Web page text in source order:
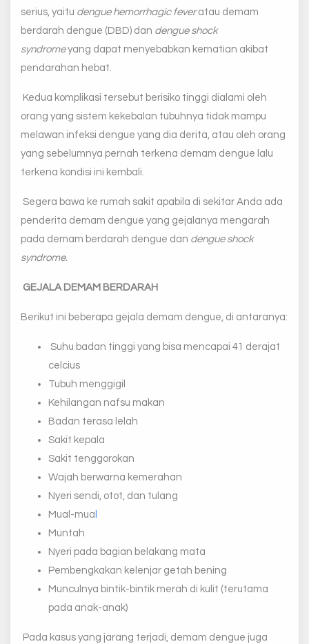
serius, yaitu dengue hemorrhagic feveratau demam
berdarah dengue (DBD) dan dengue shock
syndromeyang dapat menyebabkan kematian akibat
pendarahan hebat.
Kedua komplikasi tersebut berisiko tinggi dialami oleh
orang yang sistem kekebalan tubuhnya tidak mampu
melawan infeksi dengue yang dia derita, atau oleh orang
yang sebelumnya pernah terkena demam dengue lalu
terkena kondisi ini kembali.
Segera bawa ke rumah sakit apabila di sekitar Anda ada
penderita demam dengue yang gejalanya mengarah
pada demam berdarah dengue dan dengue shock
syndrome.
GEJALA DEMAM BERDARAH
Berikut ini beberapa gejala demam dengue, di antaranya:
Suhu badan tinggi yang bisa mencapai 41 derajat
celcius
Tubuh menggigil
Kehilangan nafsu makan
Badan terasa lelah
Sakit kepala
Sakit tenggorokan
Wajah berwarna kemerahan
Nyeri sendi, otot, dan tulang
Mual-mua
Muntah
Nyeri pada bagian belakang mata
Pembengkakan kelenjar getah bening
Munculnya bintik-bintik merah di kulit (terutama
pada anak-anak)
Pada kasus yang jarang terjadi, demam dengue juga